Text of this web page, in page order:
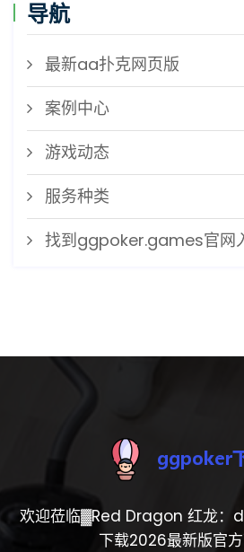
导航
最新aa扑克网页版
案例中心
游戏动态
服务种类
找到ggpoker.games官网
欢迎莅临▓Red Dragon 红龙
下载2026最新版官